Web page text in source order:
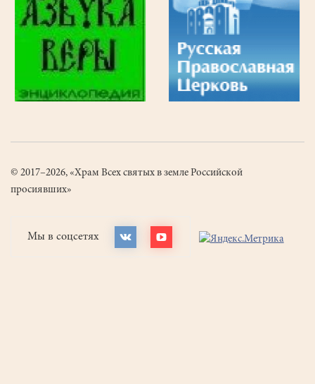
© 2017–2026, «Храм Всех святых в земле Российской
просиявших»
Мы в соцсетях